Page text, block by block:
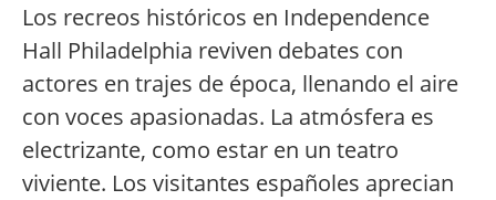
Los recreos históricos en Independence
Hall Philadelphia reviven debates con
actores en trajes de época, llenando el aire
con voces apasionadas. La atmósfera es
electrizante, como estar en un teatro
viviente. Los visitantes españoles aprecian